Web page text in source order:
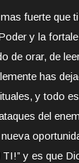
fuerte que
y la
de orar, de
has
y todo
del
y es que